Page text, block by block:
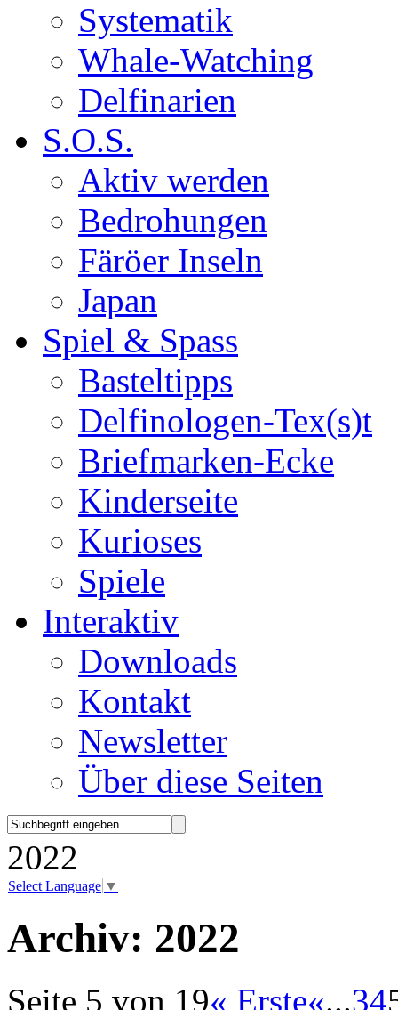
Systematik
Whale-Watching
Delfinarien
S.O.S.
Aktiv werden
Bedrohungen
Färöer Inseln
Japan
Spiel & Spass
Basteltipps
Delfinologen-Tex(s)t
Briefmarken-Ecke
Kinderseite
Kurioses
Spiele
Interaktiv
Downloads
Kontakt
Newsletter
Über diese Seiten
2022
Select Language ▼
Archiv: 2022
Seite 5 von 19« Erste«...34